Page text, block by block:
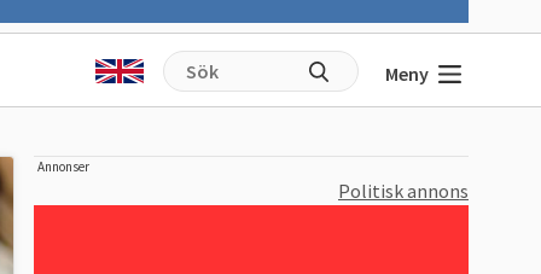
Meny
Annonser
Politisk annons